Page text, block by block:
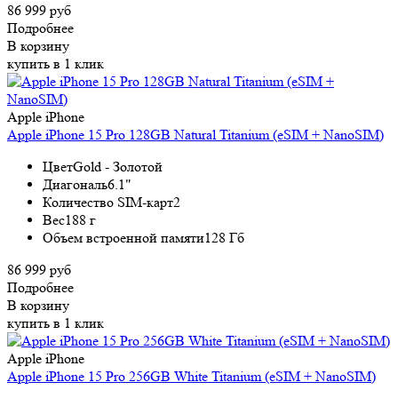
86 999 руб
Подробнее
В корзину
купить в 1 клик
Apple iPhone
Apple iPhone 15 Pro 128GB Natural Titanium (eSIM + NanoSIM)
ЦветGold - Золотой
Диагональ6.1"
Количество SIM-карт2
Вес188 г
Объем встроенной памяти128 Гб
86 999 руб
Подробнее
В корзину
купить в 1 клик
Apple iPhone
Apple iPhone 15 Pro 256GB White Titanium (eSIM + NanoSIM)